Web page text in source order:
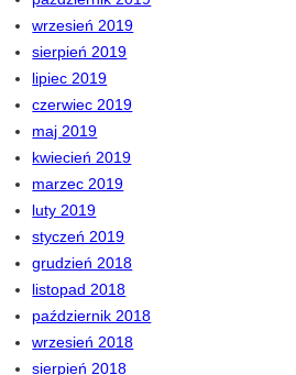
wrzesień 2019
sierpień 2019
lipiec 2019
czerwiec 2019
maj 2019
kwiecień 2019
marzec 2019
luty 2019
styczeń 2019
grudzień 2018
listopad 2018
październik 2018
wrzesień 2018
sierpień 2018